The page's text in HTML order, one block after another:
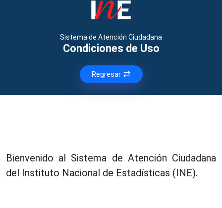
Sistema de Atención Ciudadana
Condiciones de Uso
Regresar
Bienvenido al Sistema de Atención Ciudadana
del Instituto Nacional de Estadísticas (INE).